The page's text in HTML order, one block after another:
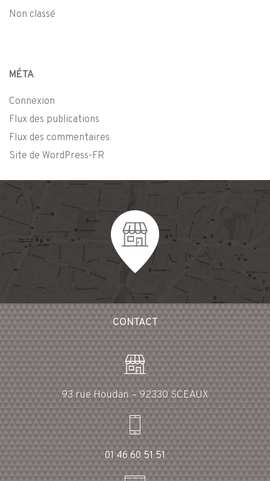
Non classé
MÉTA
Connexion
Flux des publications
Flux des commentaires
Site de WordPress-FR
CONTACT
93 rue Houdan – 92330 SCEAUX
01 46 60 51 51